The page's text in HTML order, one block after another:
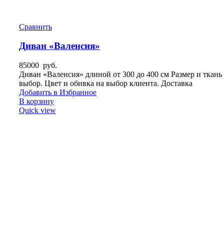
Сравнить
Диван «Валенсия»
85000 руб.
Диван «Валенсия» длиной от 300 до 400 см Размер и ткань
выбор. Цвет и обивка на выбор клиента. Доставка
Добавить в Избранное
В корзину
Quick view